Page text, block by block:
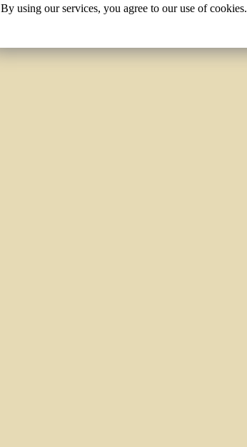
By using our services, you agree to our use of cookies.